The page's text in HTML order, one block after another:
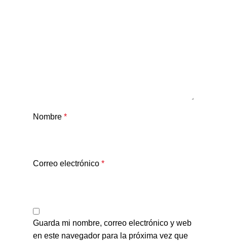
Nombre *
Correo electrónico *
Guarda mi nombre, correo electrónico y web
en este navegador para la próxima vez que